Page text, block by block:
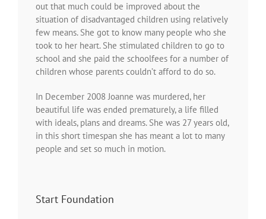
Nieuws
Sponsoring
Over ons
Contact
out that much could be improved about the
situation of disadvantaged children using relatively
few means. She got to know many people who she
took to her heart. She stimulated children to go to
school and she paid the schoolfees for a number of
children whose parents couldn’t afford to do so.
In December 2008 Joanne was murdered, her
beautiful life was ended prematurely, a life filled
with ideals, plans and dreams. She was 27 years old,
in this short timespan she has meant a lot to many
people and set so much in motion.
Start Foundation